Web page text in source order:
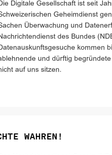
Digitale Gesellschaft ist seit
Geheimdienst
Überwachung und
des Bundes
kommen
und dürftig
auf uns sitzen.
WAHREN!